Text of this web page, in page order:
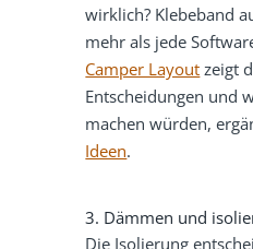
wirklich? Klebeband
mehr als jede
Camper Layout zeigt
Entscheidungen und
machen würden,
Ideen.
3. Dämmen und
Die Isolierung